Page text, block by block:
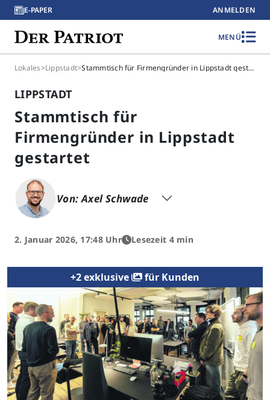
E-PAPER ANMELDEN
MENÜ
Lokales>Lippstadt> Stammtisch für Firmengründer in Lippstadt gestartet
LIPPSTADT
Stammtisch für
Firmengründer in Lippstadt
gestartet
Von: Axel Schwade
2. Januar 2026, 17:48 Uhr Lesezeit 4 min
+2 exklusive für Kunden
Previous Next